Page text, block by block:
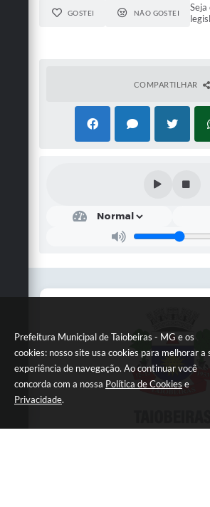
Prefeitura Municipal de Taiobeiras - MG e os
cookies: nosso site usa cookies para melhorar a
experiência de navegação. Ao continuar você
concorda com a nossa Política de Cookies e
Privacidade.
GOSTEI NÃO GOSTEI
COMPARTILHAR